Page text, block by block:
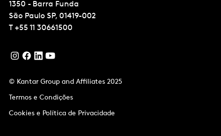
1350 - Barra Funda
São Paulo SP, 01419-002
T +55 11 30661500
© Kantar Group and Affiliates 2025
Termos e Condições
Cookies e Política de Privacidade